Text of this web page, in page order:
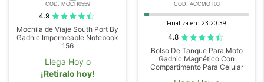
COD. MOCH0559
4.9
Mochila de Viaje South Port By
Gadnic Impermeable Notebook
156
Llega Hoy o
¡Retiralo hoy!
COD. ACCMOT03
Finaliza en: 23:20:38
4.8
Bolso De Tanque Para Moto
Gadnic Magnético Con
Compartimento Para Celular